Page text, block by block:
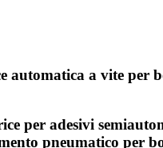
automatica a vite per
per adesivi
pneumatico per